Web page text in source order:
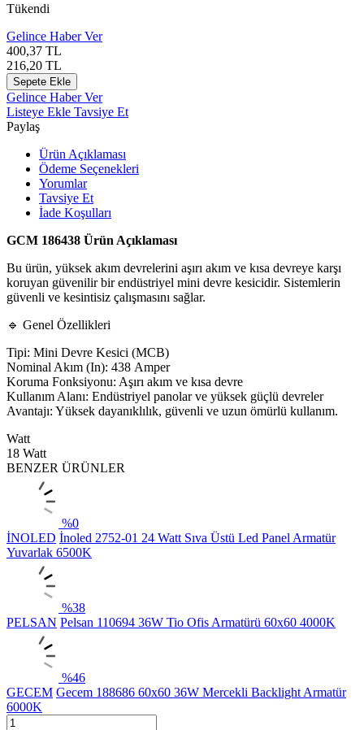
Tükendi
Gelince Haber Ver
400,37 TL
216,20 TL
Sepete Ekle
Gelince Haber Ver
Listeye Ekle Tavsiye Et
Paylaş
Ürün Açıklaması
Ödeme Seçenekleri
Yorumlar
Tavsiye Et
İade Koşulları
GCM 186438 Ürün Açıklaması
Bu ürün, yüksek akım devrelerini aşırı akım ve kısa devreye karşı
koruyan güvenilir bir endüstriyel mini devre kesicidir. Sistemlerin
güvenli ve kesintisiz çalışmasını sağlar.
🔹 Genel Özellikleri
Tipi: Mini Devre Kesici (MCB)
Nominal Akım (In): 438 Amper
Koruma Fonksiyonu: Aşırı akım ve kısa devre
Kullanım Alanı: Endüstriyel panolar ve yüksek güçlü devreler
Avantajı: Yüksek dayanıklılık, güvenli ve uzun ömürlü kullanım.
Watt
18 Watt
BENZER ÜRÜNLER
%0
İNOLED İnoled 2752-01 24 Watt Sıva Üstü Led Panel Armatür
Yuvarlak 6500K
%38
PELSAN Pelsan 110694 36W Tio Ofis Armatürü 60x60 4000K
%46
GECEM Gecem 188686 60x60 36W Mercekli Backlight Armatür
6000K